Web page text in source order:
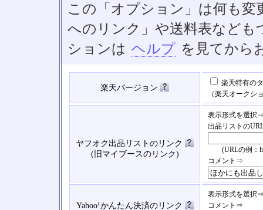
この「オプション」は何も
へのリンク」や送料表など
ションは ヘルプ を見てから
楽天バージョン
楽天特有の
（楽天オークシ
ヤフオク出品リストのリンク
(旧マイブースのリンク)
表示形式を選択
出品リストの
(URLの例：
コメント⇒
Yahoo!かんたん決済のリンク
表示形式を選択
コメント⇒